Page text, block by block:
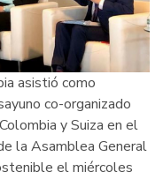
asistió como
co-organizado
y Suiza en el
la Asamblea General
el miércoles